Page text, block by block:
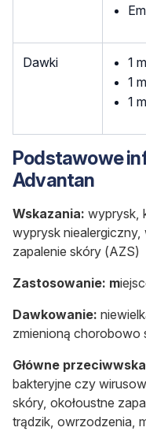
Dawki
1
1
1
Podstawowe
Advantan
Wskazania: wyprysk,
wyprysk
zapalenie skóry (AZS)
Zastosowanie: m
Dawkowanie:
zmienioną chorobowo
Główne
bakteryjne czy
skóry, okołoustne
trądzik, owrzodzenia,